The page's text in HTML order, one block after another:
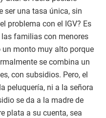
ser una tasa única, sin
problema con el IGV? Es
familias con menores
monto muy alto porque
se combina un
con subsidios. Pero, el
peluquería, ni a la señora
se da a la madre de
plata a su cuenta, sea